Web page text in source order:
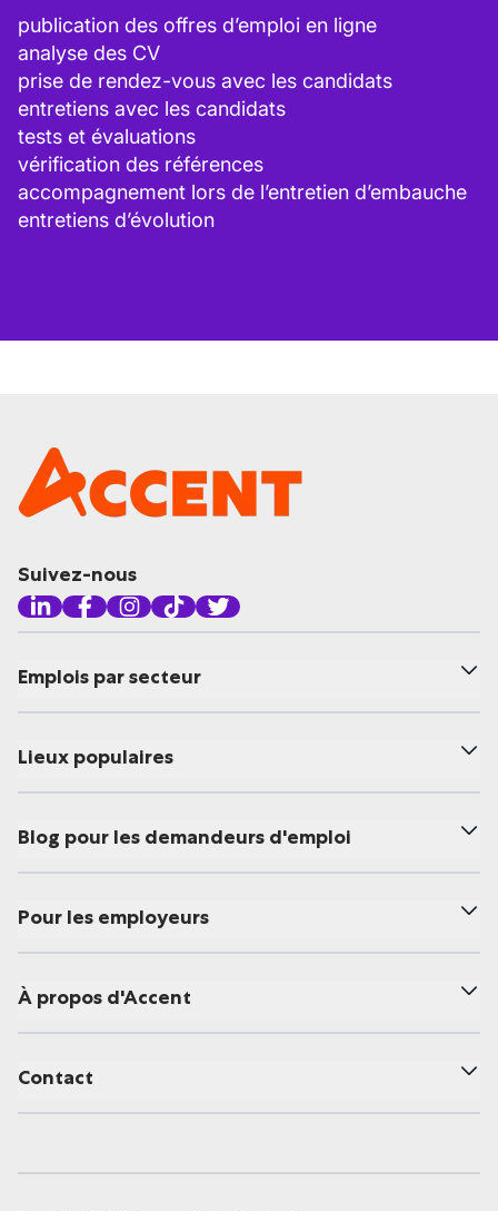
publication des offres d’emploi en ligne
analyse des CV
prise de rendez-vous avec les candidats
entretiens avec les candidats
tests et évaluations
vérification des références
accompagnement lors de l’entretien d’embauche
entretiens d’évolution
Suivez-nous
Emplois par secteur
Lieux populaires
Blog pour les demandeurs d'emploi
Pour les employeurs
À propos d'Accent
Contact